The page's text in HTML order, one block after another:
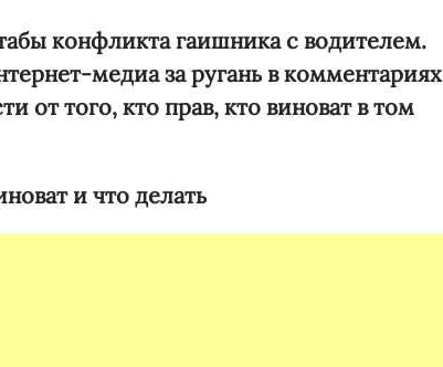
конфликта гаишника с водителем.
медиа за ругань в комментариях
от того, кто прав, кто виноват в том
и что делать